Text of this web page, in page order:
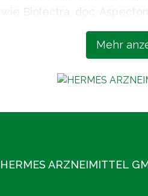
Mehr
wie Biolectra, doc,
BRUMM bieten, die
und neuesten
HERMES ARZNEIMITTEL